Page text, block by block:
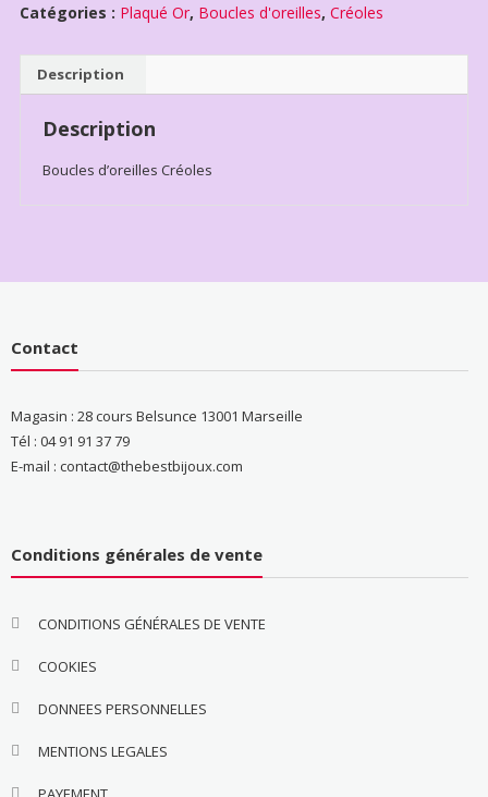
Catégories : Plaqué Or, Boucles d'oreilles, Créoles
Description
Description
Boucles d’oreilles Créoles
Contact
Magasin : 28 cours Belsunce 13001 Marseille
Tél : 04 91 91 37 79
E-mail : contact@thebestbijoux.com
Conditions générales de vente
CONDITIONS GÉNÉRALES DE VENTE
COOKIES
DONNEES PERSONNELLES
MENTIONS LEGALES